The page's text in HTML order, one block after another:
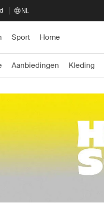
NL
Sport Home
Aanbiedingen Kleding